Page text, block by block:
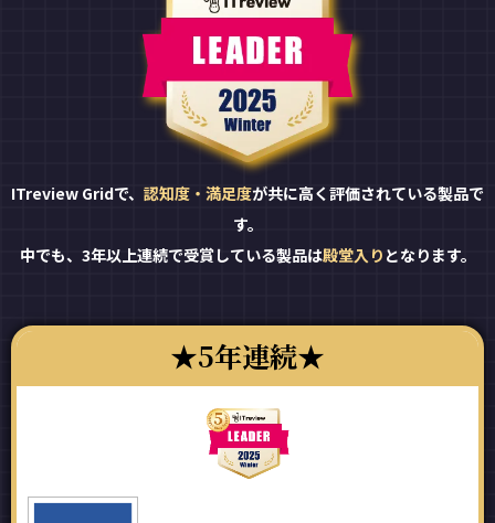
ITreview Gridで、 認知度・満足度が共に高く評価されている製品で
す。
中でも、3年以上連続で受賞している製品は殿堂入り となります。
5年連続